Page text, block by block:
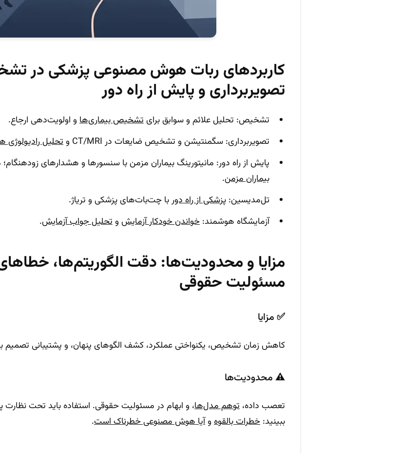
کاربردهای ربات هوش مصنوعی پزشکی در
تصویربرداری و پایش از راه دور
تشخیص: تحلیل علائم و سوابق برایتشخیص بیماری‌هاو اولویت‌دهی ارجاع.
تصویربرداری: سگمنتیشن و تشخیص ضایعات در CT/MRI و
تحلیل رادیولوژی
پایش از راه دور: مانیتورینگ بیماران مزمن با سنسورها و هشدارهای
بیماران مزمن.
تل‌مدیسین: پزشکی از راه دور با چت‌بات‌های پزشکی و تریاژ.
آزمایشگاه هوشمند: خواندن خودکار آزمایشو تحلیل جواب آزمایش.
مزایا و محدودیت‌ها: دقت الگوریتم‌ها،
مسئولیت حقوقی
✅ مزایا
کاهش زمان تشخیص، یکنواختی عملکرد، کشف الگوهای پنهان، و پشتیبانی تصمیم
⚠️ محدودیت‌ها
تعصب داده، توهم مدل‌ها، و ابهام در مسئولیت حقوقی. استفاده باید تحت
ببینید: خطرات بالقوهوآیا هوش مصنوعی خطرناک است.